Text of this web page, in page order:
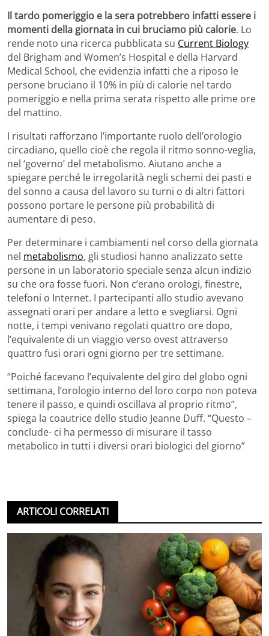
Il tardo pomeriggio e la sera potrebbero infatti essere i
momenti della giornata in cui bruciamo più calorie. Lo
rende noto una ricerca pubblicata su Current Biology
del Brigham and Women’s Hospital e della Harvard
Medical School, che evidenzia infatti che a riposo le
persone bruciano il 10% in più di calorie nel tardo
pomeriggio e nella prima serata rispetto alle prime ore
del mattino.
I risultati rafforzano l’importante ruolo dell’orologio
circadiano, quello cioè che regola il ritmo sonno-veglia,
nel ‘governo’ del metabolismo. Aiutano anche a
spiegare perché le irregolarità negli schemi dei pasti e
del sonno a causa del lavoro su turni o di altri fattori
possono portare le persone più probabilità di
aumentare di peso.
Per determinare i cambiamenti nel corso della giornata
nel metabolismo, gli studiosi hanno analizzato sette
persone in un laboratorio speciale senza alcun indizio
su che ora fosse fuori. Non c’erano orologi, finestre,
telefoni o Internet. I partecipanti allo studio avevano
assegnati orari per andare a letto e svegliarsi. Ogni
notte, i tempi venivano regolati quattro ore dopo,
l’equivalente di un viaggio verso ovest attraverso
quattro fusi orari ogni giorno per tre settimane.
“Poiché facevano l’equivalente del giro del globo ogni
settimana, l’orologio interno del loro corpo non poteva
tenere il passo, e quindi oscillava al proprio ritmo”,
spiega la coautrice dello studio Jeanne Duff. “Questo –
conclude- ci ha permesso di misurare il tasso
metabolico in tutti i diversi orari biologici del giorno”
ARTICOLI CORRELATI